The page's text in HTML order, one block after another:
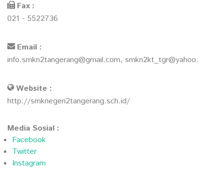
Fax :
021 - 5522736
Email :
info.smkn2tangerang@gmail.com, smkn2kt_tgr@yahoo.
Website :
http://smknegeri2tangerang.sch.id/
Media Sosial :
Facebook
Twitter
Instagram